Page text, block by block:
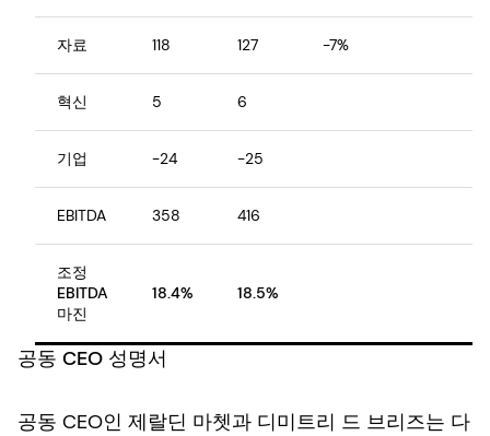
자료 118 127 -7%
혁신 5 6
기업 -24 -25
EBITDA 358 416
조정
EBITDA
마진
18.4% 18.5%
공동 CEO 성명서
공동 CEO인 제랄딘 마쳇과 디미트리 드 브리즈는 다